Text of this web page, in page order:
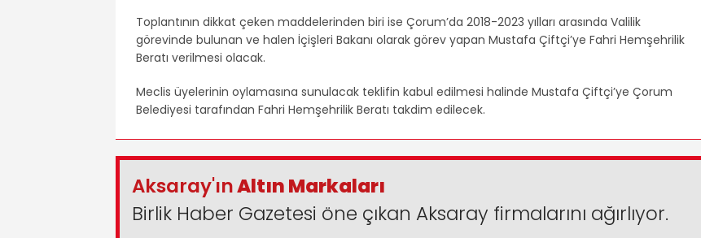
Toplantının dikkat çeken maddelerinden biri ise Çorum’da 2018-2023 yılları arasında Valilik
görevinde bulunan ve halen İçişleri Bakanı olarak görev yapan Mustafa Çiftçi’ye Fahri Hemşehrilik
Beratı verilmesi olacak.
Meclis üyelerinin oylamasına sunulacak teklifin kabul edilmesi halinde Mustafa Çiftçi’ye Çorum
Belediyesi tarafından Fahri Hemşehrilik Beratı takdim edilecek.
Aksaray'ınAltın Markaları
Birlik Haber Gazetesi öne çıkan Aksaray firmalarını ağırlıyor.